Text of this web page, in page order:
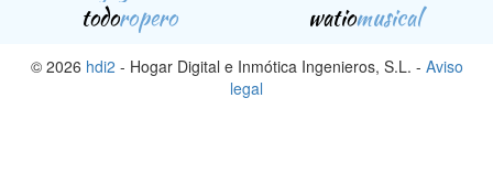
todoropero watiomusical
© 2026 hdi2 - Hogar Digital e Inmótica Ingenieros, S.L. - Aviso
legal